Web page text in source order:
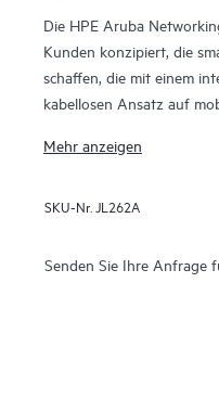
Die HPE Aruba
Kunden konzipiert, die
schaffen, die mit einem
kabellosen Ansatz auf
Mehr anzeigen
SKU-Nr. JL262A
Senden Sie Ihre Anfrage